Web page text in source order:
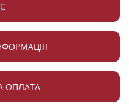
ОПЛАТА